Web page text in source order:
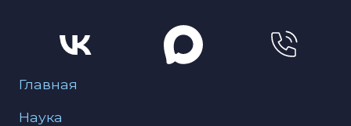
Меню для подвала
Главная
Наука